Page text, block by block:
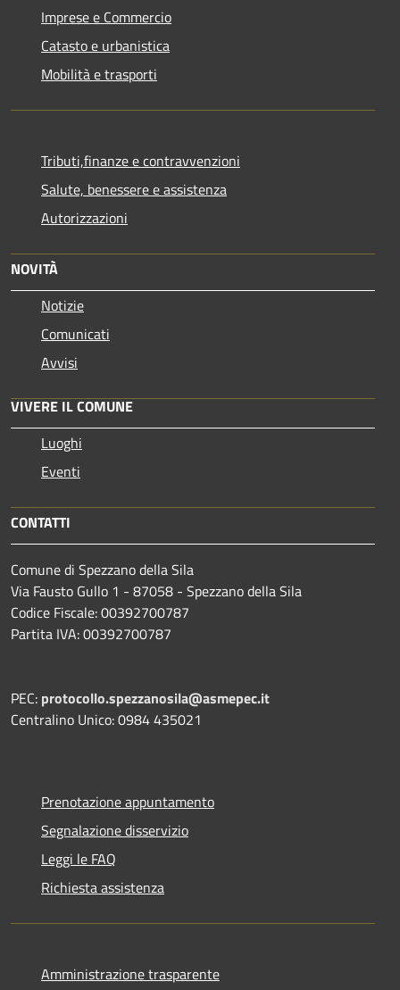
Imprese e Commercio
Catasto e urbanistica
Mobilità e trasporti
Tributi,finanze e contravvenzioni
Salute, benessere e assistenza
Autorizzazioni
NOVITÀ
Notizie
Comunicati
Avvisi
VIVERE IL COMUNE
Luoghi
Eventi
CONTATTI
Comune di Spezzano della Sila
Via Fausto Gullo 1 - 87058 - Spezzano della Sila
Codice Fiscale: 00392700787
Partita IVA: 00392700787
PEC: protocollo.spezzanosila@asmepec.it
Centralino Unico: 0984 435021
Prenotazione appuntamento
Segnalazione disservizio
Leggi le FAQ
Richiesta assistenza
Amministrazione trasparente